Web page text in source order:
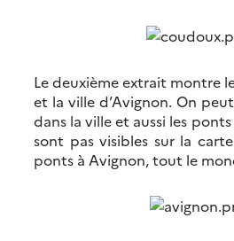
Le deuxième extrait montre
et la ville d’Avignon. On
dans la ville et aussi les
sont pas visibles sur la
ponts à Avignon, tout le